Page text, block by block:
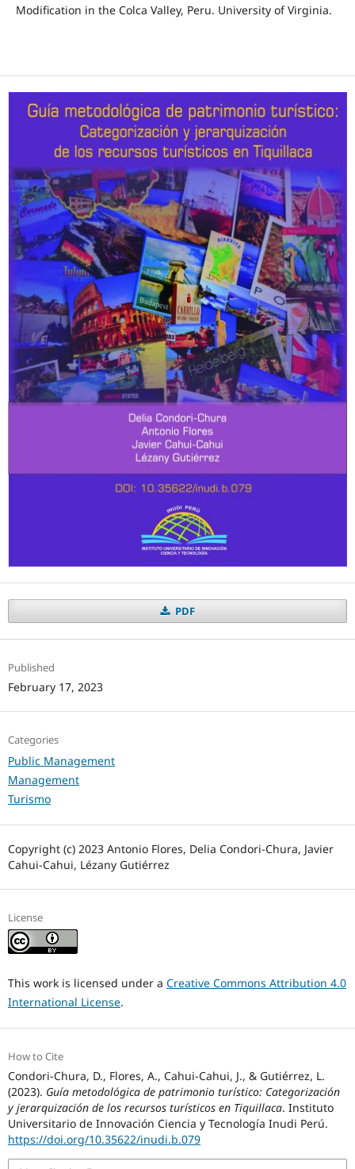
Modification in the Colca Valley, Peru. University of Virginia.
PDF
Published
February 17, 2023
Categories
Public Management
Management
Turismo
Copyright (c) 2023 Antonio Flores, Delia Condori-Chura, Javier
Cahui-Cahui, Lézany Gutiérrez
License
This work is licensed under a Creative Commons Attribution 4.0
International License.
How to Cite
Condori-Chura, D., Flores, A., Cahui-Cahui, J., & Gutiérrez, L.
(2023). Guía metodológica de patrimonio turístico: Categorización
y jerarquización de los recursos turísticos en Tiquillaca. Instituto
Universitario de Innovación Ciencia y Tecnología Inudi Perú.
https://doi.org/10.35622/inudi.b.079